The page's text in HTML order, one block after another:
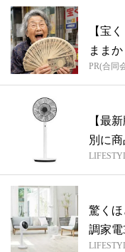
【宝
ままか
PR(合同
【最
別に
ま...
驚く
調家電